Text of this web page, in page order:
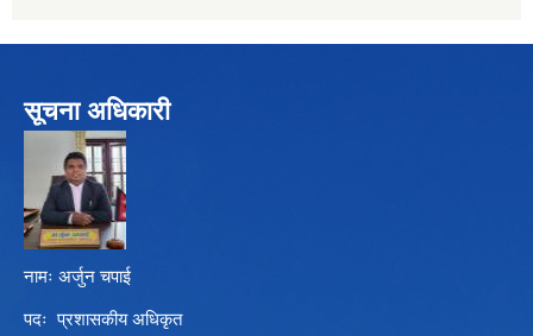
सूचना अधिकारी
नामः अर्जुन चपाई
पदः प्रशासकीय अधिकृत